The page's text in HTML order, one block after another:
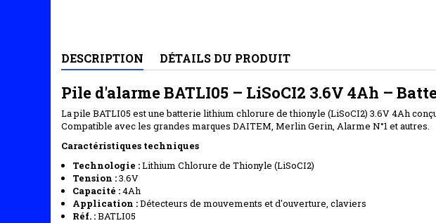
DESCRIPTION DÉTAILS DU PRODUIT
Pile d'alarme BATLI05 – LiSoCI2 3.6V 4Ah –
La pile BATLI05 est une batterie lithium chlorure de thionyle (LiSoCI2) 3.6V 4Ah
Compatible avec les grandes marques DAITEM, Merlin Gerin, Alarme N°1 et autres.
Caractéristiques techniques
Technologie :Lithium Chlorure de Thionyle (LiSoCI2)
Tension :3.6V
Capacité :4Ah
Application :Détecteurs de mouvements et d'ouverture, claviers
Réf. :BATLI05